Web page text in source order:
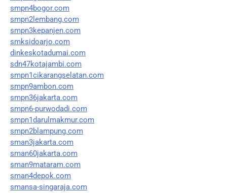
smpn4bogor.com
smpn2lembang.com
smpn3kepanjen.com
smksidoarjo.com
dinkeskotadumai.com
sdn47kotajambi.com
smpn1cikarangselatan.com
smpn9ambon.com
smpn36jakarta.com
smpn6-purwodadi.com
smpn1darulmakmur.com
smpn2blampung.com
sman3jakarta.com
sman60jakarta.com
sman9mataram.com
sman4depok.com
smansa-singaraja.com